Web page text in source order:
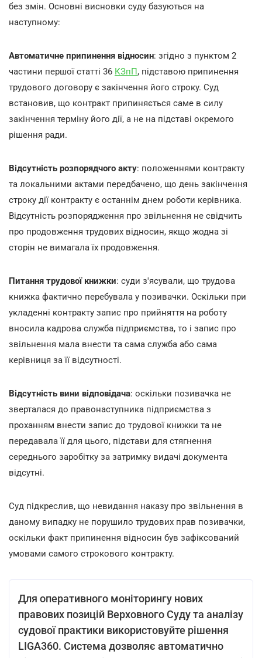
без змін. Основні висновки суду базуються на
наступному:
Автоматичне припинення відносин: згідно з пунктом 2
частини першої статті 36 КЗпП, підставою припинення
трудового договору є закінчення його строку. Суд
встановив, що контракт припиняється саме в силу
закінчення терміну його дії, а не на підставі окремого
рішення ради.
Відсутність розпорядчого акту: положеннями контракту
та локальними актами передбачено, що день закінчення
строку дії контракту є останнім днем роботи керівника.
Відсутність розпорядження про звільнення не свідчить
про продовження трудових відносин, якщо жодна зі
сторін не вимагала їх продовження.
Питання трудової книжки: суди з'ясували, що трудова
книжка фактично перебувала у позивачки. Оскільки при
укладенні контракту запис про прийняття на роботу
вносила кадрова служба підприємства, то і запис про
звільнення мала внести та сама служба або сама
керівниця за її відсутності.
Відсутність вини відповідача: оскільки позивачка не
зверталася до правонаступника підприємства з
проханням внести запис до трудової книжки та не
передавала її для цього, підстави для стягнення
середнього заробітку за затримку видачі документа
відсутні.
Суд підкреслив, що невидання наказу про звільнення в
даному випадку не порушило трудових прав позивачки,
оскільки факт припинення відносин був зафіксований
умовами самого строкового контракту.
Для оперативного моніторингу нових
правових позицій Верховного Суду та аналізу
судової практики використовуйте рішення
LIGA360. Система дозволяє автоматично